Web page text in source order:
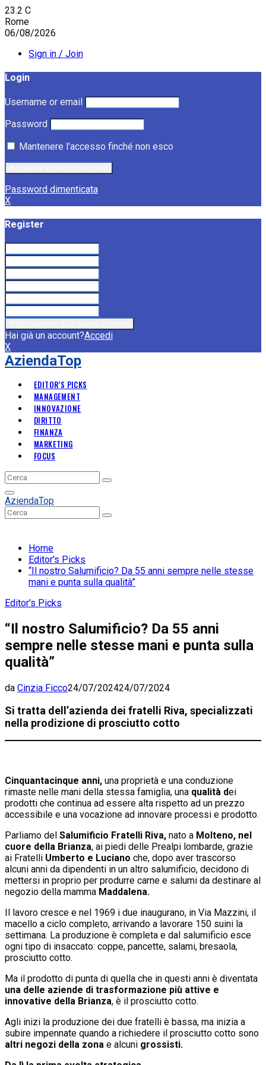
23.2 C
Rome
06/08/2026
Sign in / Join
Login
Username or email
Password
Mantenere l'accesso finché non esco
Password dimenticata
X
Register
Hai già un account?Accedi
X
AziendaTop
EDITOR’S PICKS
MANAGEMENT
INNOVAZIONE
DIRITTO
FINANZA
MARKETING
FOCUS
Search
for:
Search
Primary
Menu
AziendaTop
Search
for:
Search
Home
Editor's Picks
“Il nostro Salumificio? Da 55 anni sempre nelle stesse
mani e punta sulla qualità”
Editor's Picks
“Il nostro Salumificio? Da 55 anni
sempre nelle stesse mani e punta sulla
qualità”
da Cinzia Ficco24/07/202424/07/2024
Si tratta dell’azienda dei fratelli Riva, specializzati
nella prodizione di prosciutto cotto
Cinquantacinque anni, una proprietà e una conduzione
rimaste nelle mani della stessa famiglia, una qualità dei
prodotti che continua ad essere alta rispetto ad un prezzo
accessibile e una vocazione ad innovare processi e prodotto.
Parliamo del Salumificio Fratelli Riva, nato a Molteno, nel
cuore della Brianza, ai piedi delle Prealpi lombarde, grazie
ai Fratelli Umberto e Luciano che, dopo aver trascorso
alcuni anni da dipendenti in un altro salumificio, decidono di
mettersi in proprio per produrre carne e salumi da destinare al
negozio della mamma Maddalena.
Il lavoro cresce e nel 1969 i due inaugurano, in Via Mazzini, il
macello a ciclo completo, arrivando a lavorare 150 suini la
settimana. La produzione è completa e dal salumificio esce
ogni tipo di insaccato: coppe, pancette, salami, bresaola,
prosciutto cotto.
Ma il prodotto di punta di quella che in questi anni è diventata
una delle aziende di trasformazione più attive e
innovative della Brianza, è il prosciutto cotto.
Agli inizi la produzione dei due fratelli è bassa, ma inizia a
subire impennate quando a richiedere il prosciutto cotto sono
altri negozi della zona e alcuni grossisti.